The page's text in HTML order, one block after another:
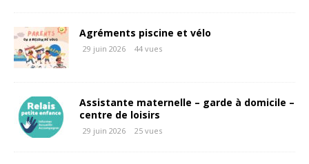
Agréments piscine et vélo
29 juin 2026 44 vues
Assistante maternelle – garde à domicile –
centre de loisirs
29 juin 2026 25 vues